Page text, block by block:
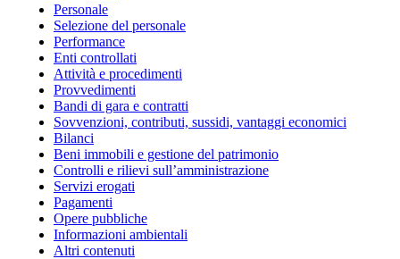
Personale
Selezione del personale
Performance
Enti controllati
Attività e procedimenti
Provvedimenti
Bandi di gara e contratti
Sovvenzioni, contributi, sussidi, vantaggi economici
Bilanci
Beni immobili e gestione del patrimonio
Controlli e rilievi sull’amministrazione
Servizi erogati
Pagamenti
Opere pubbliche
Informazioni ambientali
Altri contenuti